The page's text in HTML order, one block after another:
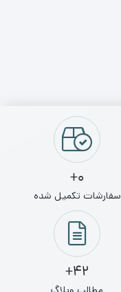
0+
سفارشات تکمیل شده
42+